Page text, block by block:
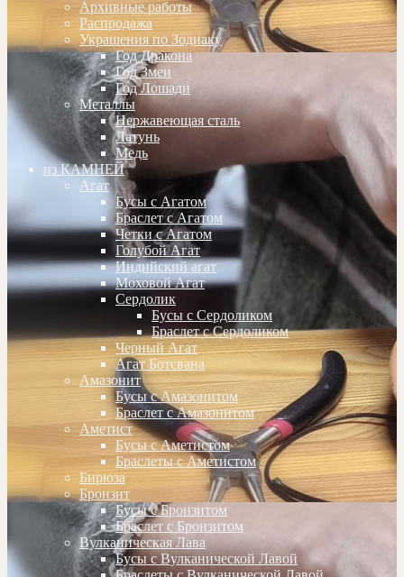
Архивные работы
Распродажа
Украшения по Зодиаку
Год Дракона
Год Змеи
Год Лошади
Металлы
Нержавеющая сталь
Латунь
Медь
из КАМНЕЙ
Агат
Бусы с Агатом
Браслет с Агатом
Четки с Агатом
Голубой Агат
Индийский агат
Моховой Агат
Сердолик
Бусы с Сердоликом
Браслет с Сердоликом
Черный Агат
Агат Ботсвана
Амазонит
Бусы с Амазонитом
Браслет с Амазонитом
Аметист
Бусы с Аметистом
Браслеты с Аметистом
Бирюза
Бронзит
Бусы с Бронзитом
Браслет с Бронзитом
Вулканическая Лава
Бусы с Вулканической Лавой